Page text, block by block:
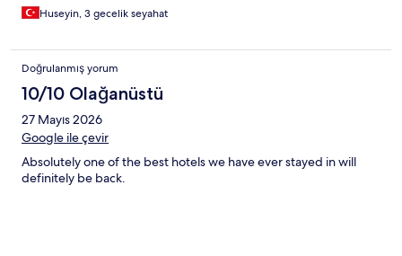
Huseyin, 3 gecelik seyahat
Doğrulanmış yorum
10/10 Olağanüstü
27 Mayıs 2026
Google ile çevir
Absolutely one of the best hotels we have ever stayed in will
definitely be back.